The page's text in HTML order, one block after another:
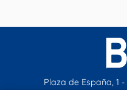
Plaza de España, 1